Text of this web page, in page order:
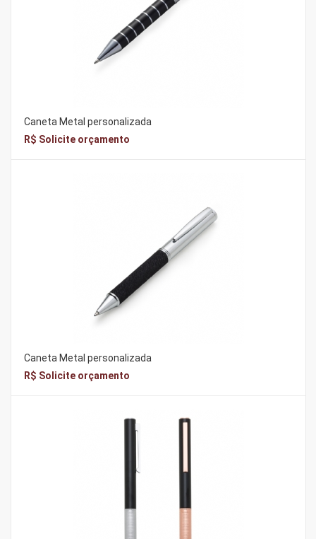
Caneta Metal personalizada
R$ Solicite orçamento
Caneta Metal personalizada
R$ Solicite orçamento